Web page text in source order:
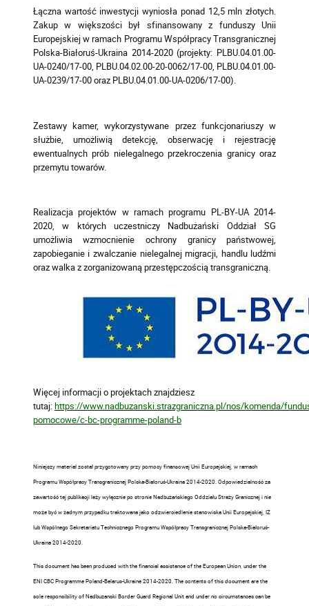
Łączna wartość inwestycji wyniosła ponad 12,5 mln złotych.
Zakup w większości był sfinansowany z funduszy Unii
Europejskiej w ramach Programu Współpracy Transgranicznej
Polska-Białoruś-Ukraina 2014-2020 (projekty: PLBU.04.01.00-
UA-0240/17-00, PLBU.04.02.00-20-0062/17-00, PLBU.04.01.00-
UA-0239/17-00 oraz PLBU.04.01.00-UA-0206/17-00).
Zestawy kamer, wykorzystywane przez funkcjonariuszy w
służbie, umożliwią detekcję, obserwację i rejestrację
ewentualnych prób nielegalnego przekroczenia granicy oraz
przemytu towarów.
Realizacja projektów w ramach programu PL-BY-UA 2014-
2020, w których uczestniczy Nadbużański Oddział SG
umożliwia wzmocnienie ochrony granicy państwowej,
zapobieganie i zwalczanie nielegalnej migracji, handlu ludźmi
oraz walka z zorganizowaną przestępczością transgraniczną.
Więcej informacji o projektach znajdziesz
tutaj:https://www.nadbuzanski.strazgraniczna.pl/nos/komenda/
pomocowe/c-bc-programme-poland-b
Niniejszy materiał został przygotowany przy pomocy finansowej Unii Europejskiej, w ramach
Programu Współpracy Transgranicznej Polska-Białoruś-Ukraina 2014-2020. Odpowiedzialność za
zawartość tej publikacji leży wyłącznie po stronie Nadbużańskiego Oddziału Straży Granicznej i nie
może być w żadnym przypadku traktowana jako odzwierciedlenie stanowiska Unii Europejskiej, IZ
lub Wspólnego Sekretariatu Technicznego Programu Współpracy Transgranicznej Polska-Białoruś-
Ukraina 2014-2020.
This document has been produced with the financial assistance of the European Union, under the
ENI CBC Programme Poland-Belarus-Ukraine 2014-2020. The contents of this document are the
sole responsibility of Nadbuzanski Border Guard Regional Unit and under no circumstances can be